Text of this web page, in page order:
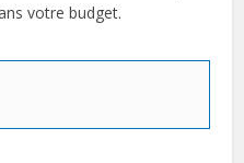
votre budget.